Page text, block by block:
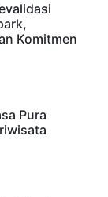
Komitmen
Pura